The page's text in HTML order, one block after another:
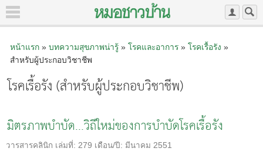
หน้าแรก» บทความสุขภาพน่ารู้» โรคและอาการ» โรคเรื้อรัง »
สำหรับผู้ประกอบวิชาชีพ
โรคเรื้อรัง (สำหรับผู้ประกอบวิชาชีพ)
มิตรภาพบำบัด...วิถีใหม่ของการบำบัดโรคเรื้อรัง
วารสารคลินิก เล่มที่: 279 เดือน/ปี: มีนาคม 2551